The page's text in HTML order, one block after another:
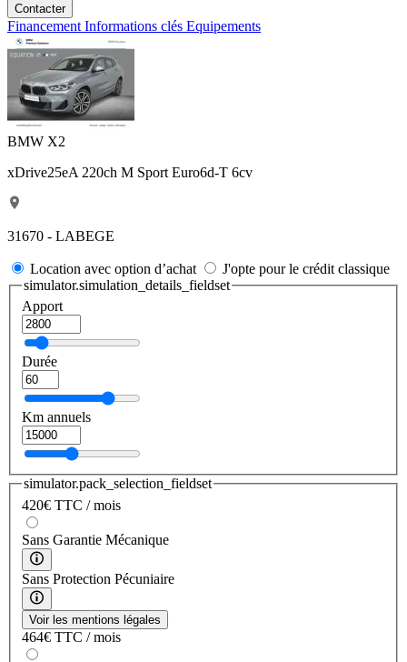
Contacter
Financement Informations clés Equipements
BMW X2
xDrive25eA 220ch M Sport Euro6d-T 6cv
31670 - LABEGE
Location avec option d’achat
J'opte pour le crédit classique
simulator.simulation_details_fieldset
Apport
Durée
Km annuels
simulator.pack_selection_fieldset
420€ TTC / mois
Sans Garantie Mécanique
Sans Protection Pécuniaire
Voir les mentions légales
464€ TTC / mois